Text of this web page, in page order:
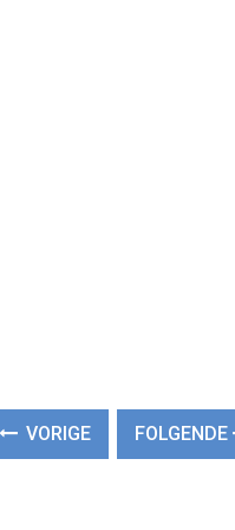
VORIGE FOLGENDE